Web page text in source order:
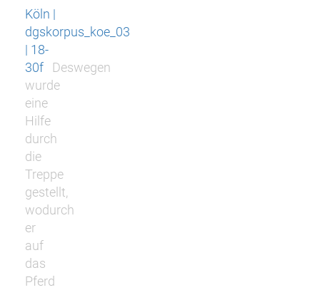
Köln |
dgskorpus_koe_03
| 18-
30f
Deswegen
wurde
eine
Hilfe
durch
die
Treppe
gestellt,
wodurch
er
auf
das
Pferd